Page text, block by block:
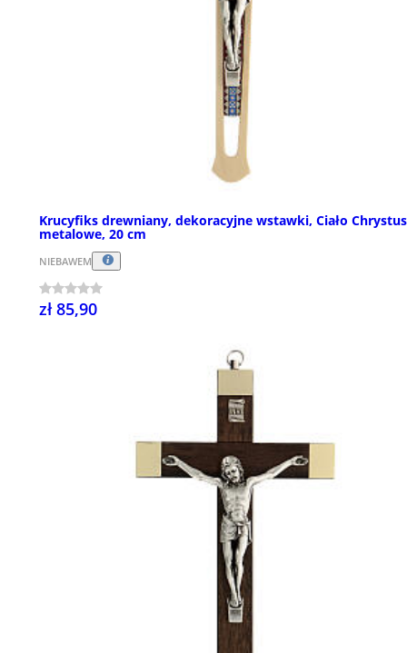
Krucyfiks drewniany, dekoracyjne wstawki, Ciało
metalowe, 20 cm
NIEBAWEM
zł 85,90